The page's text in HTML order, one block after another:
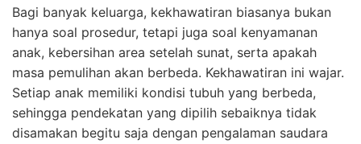
Bagi banyak keluarga, kekhawatiran biasanya bukan
hanya soal prosedur, tetapi juga soal kenyamanan
anak, kebersihan area setelah sunat, serta apakah
masa pemulihan akan berbeda. Kekhawatiran ini wajar.
Setiap anak memiliki kondisi tubuh yang berbeda,
sehingga pendekatan yang dipilih sebaiknya tidak
disamakan begitu saja dengan pengalaman saudara